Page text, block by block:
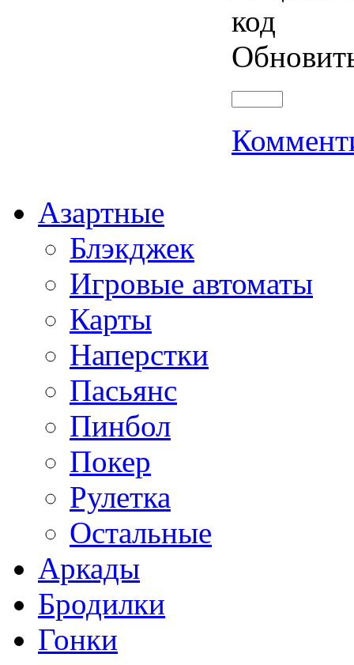
Азартные
Блэкджек
Игровые автоматы
Карты
Наперстки
Пасьянс
Пинбол
Покер
Рулетка
Остальные
Аркады
Бродилки
Гонки